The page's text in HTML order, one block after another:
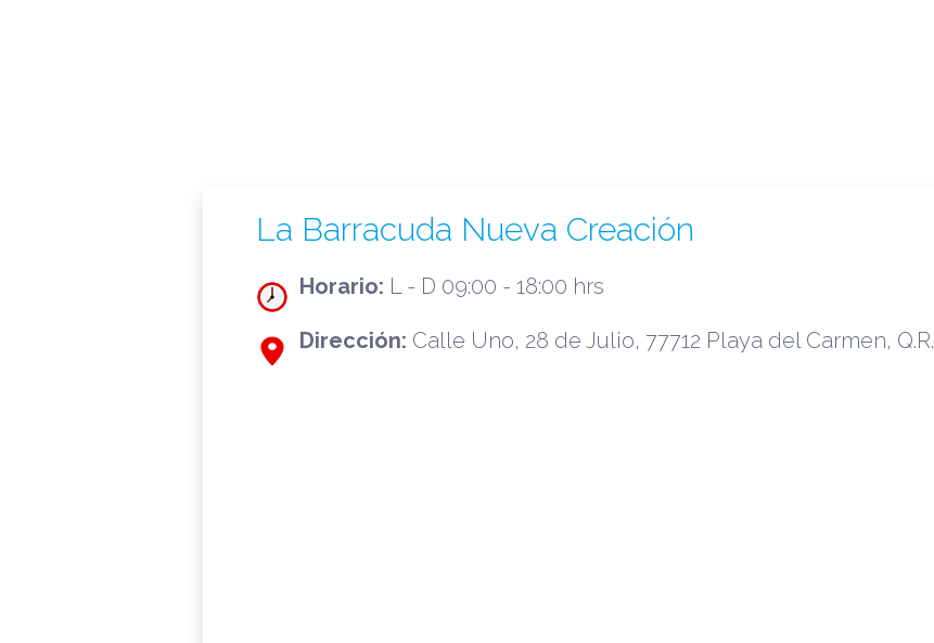
La Barracuda Nueva Creación
Horario: L - D 09:00 - 18:00 hrs
Dirección: Calle Uno, 28 de Julio, 77712 Playa del Carmen, Q.R.